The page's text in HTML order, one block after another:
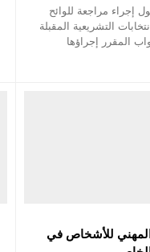
إجراء مراجعة للوائح
التشريعية المقبلة
المقرر إجراؤها
المهني للأشخاص في